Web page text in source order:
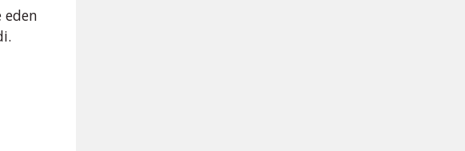
eden